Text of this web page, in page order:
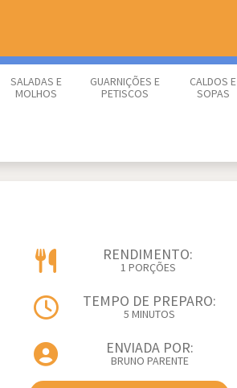
SALADAS E
MOLHOS
GUARNIÇÕES E
PETISCOS
CALDOS E
SOPAS
RENDIMENTO:
1 PORÇÕES
TEMPO DE PREPARO:
5 MINUTOS
ENVIADA POR:
BRUNO PARENTE